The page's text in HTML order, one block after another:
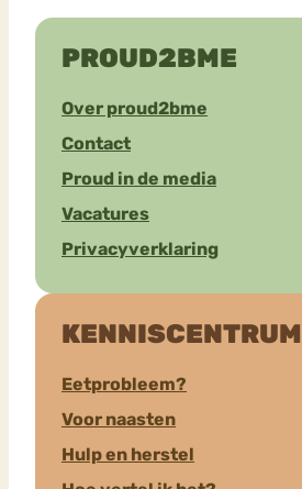
PROUD2BME
Over proud2bme
Contact
Proud in de media
Vacatures
Privacyverklaring
KENNISCENTRUM
Eetprobleem?
Voor naasten
Hulp en herstel